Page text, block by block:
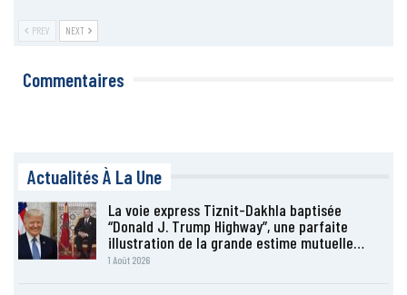
PREV NEXT
Commentaires
Actualités À La Une
La voie express Tiznit-Dakhla baptisée
“Donald J. Trump Highway”, une parfaite
illustration de la grande estime mutuelle…
1 Août 2026